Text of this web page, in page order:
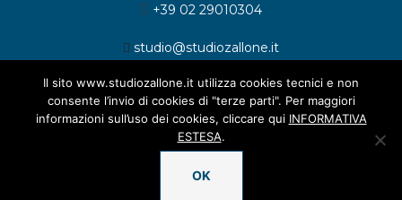
+39 02 29010304
studio@studiozallone.it
© 2026 Studio Legale Zallone. All rights reserved.
Il sito www.studiozallone.it utilizza cookies tecnici e non
consente l’invio di cookies di "terze parti". Per maggiori
informazioni sull’uso dei cookies, cliccare qui INFORMATIVA
ESTESA.
OK